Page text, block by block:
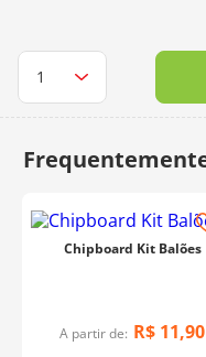
Chipboard Kit Balões
A partir de: R$ 11,90
9
10º dmc
dmc